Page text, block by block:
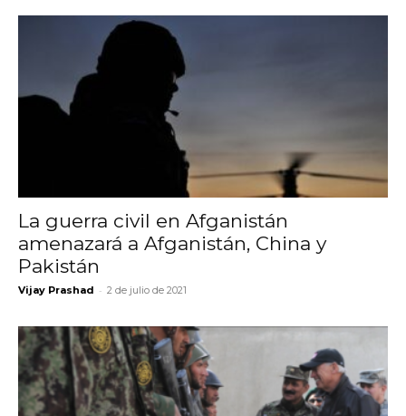
La guerra civil en Afganistán
amenazará a Afganistán, China y
Pakistán
Vijay Prashad - 2 de julio de 2021